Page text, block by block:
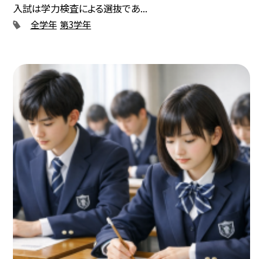
入試は学力検査による選抜であ...
全学年 第3学年